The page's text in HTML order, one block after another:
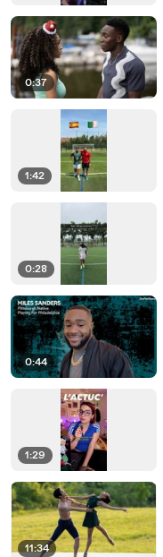
0:37
1:42
0:28
0:44
1:29
11:34